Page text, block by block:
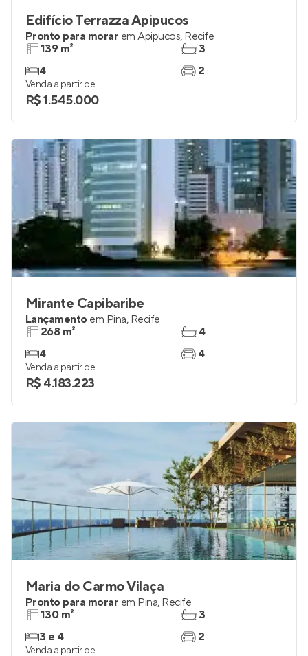
Edifício Terrazza Apipucos
Pronto para morar em Apipucos, Recife
139 m²
4
3
2
Venda a partir de
R$ 1.545.000
Mirante Capibaribe
Lançamento em Pina, Recife
268 m²
4
4
4
Venda a partir de
R$ 4.183.223
Maria do Carmo Vilaça
Pronto para morar em Pina, Recife
130 m²
3 e 4
3
2
Venda a partir de